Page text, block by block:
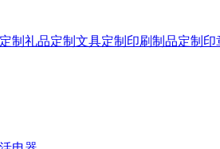
制 礼品定制 文具定制 印刷制品定制 印